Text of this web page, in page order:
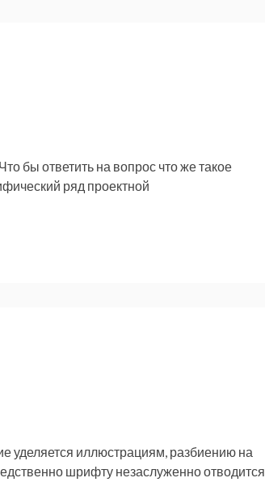
бы ответить на вопрос что же такое
ряд проектной
уделяется иллюстрациям, разбиению на
шрифту незаслуженно отводится